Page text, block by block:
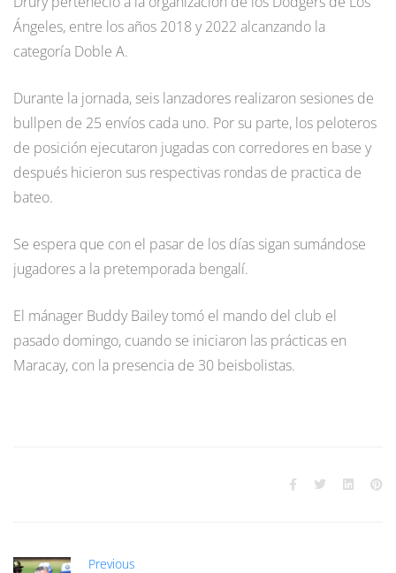
Ángeles, entre los años 2018 y 2022 alcanzando la
categoría Doble A.
Durante la jornada, seis lanzadores realizaron sesiones de
bullpen de 25 envíos cada uno. Por su parte, los peloteros
de posición ejecutaron jugadas con corredores en base y
después hicieron sus respectivas rondas de practica de
bateo.
Se espera que con el pasar de los días sigan sumándose
jugadores a la pretemporada bengalí.
El mánager Buddy Bailey tomó el mando del club el
pasado domingo, cuando se iniciaron las prácticas en
Maracay, con la presencia de 30 beisbolistas.
Previous